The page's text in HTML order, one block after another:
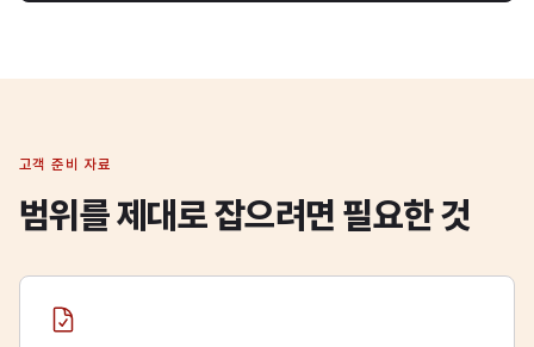
고객 준비 자료
범위를 제대로 잡으려면 필요한 것